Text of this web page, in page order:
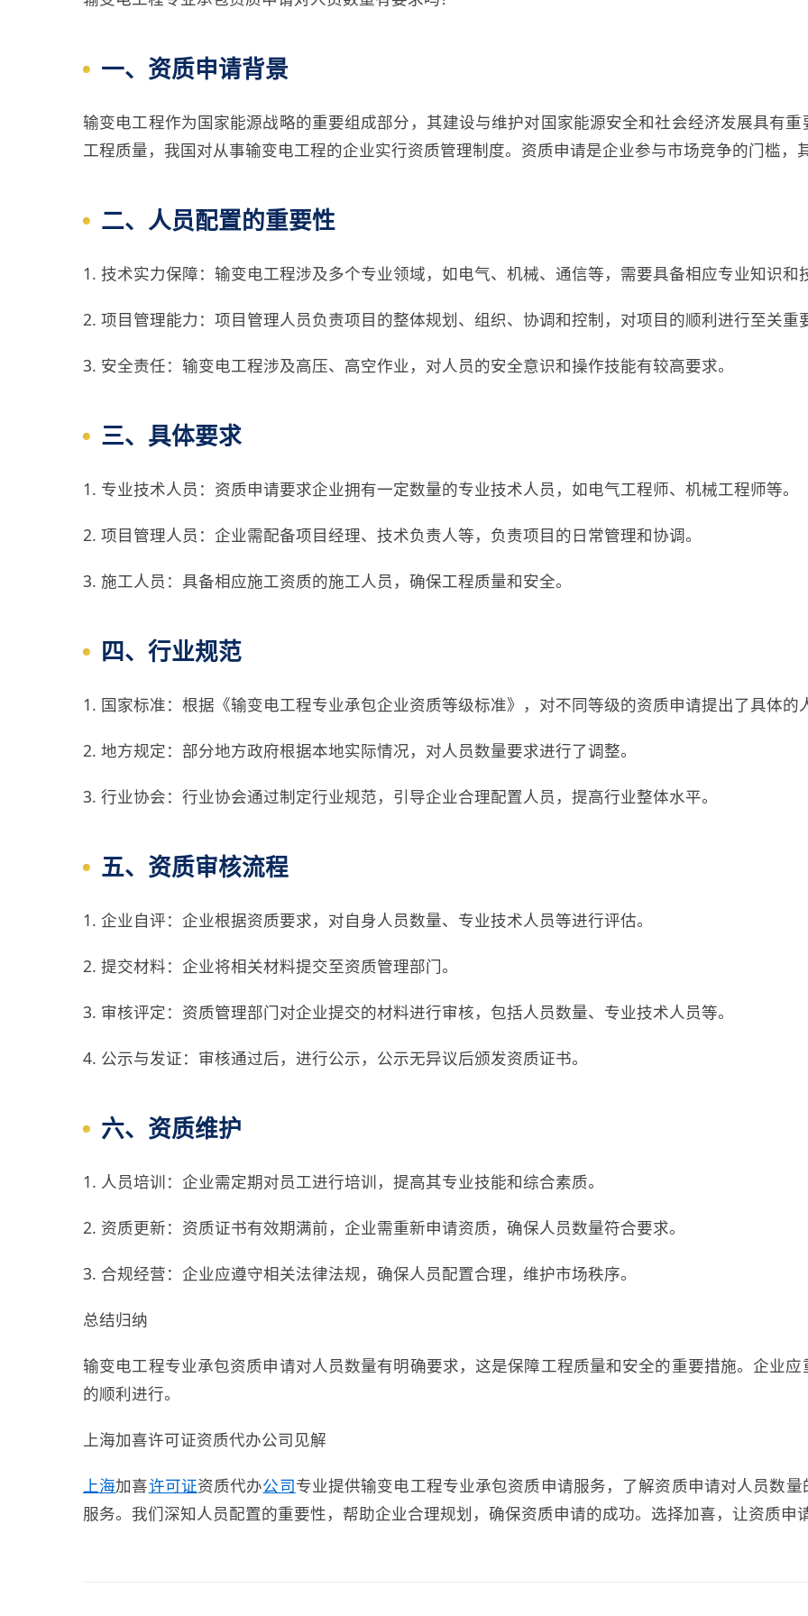
一、资质申请背景
输变电工程作为国家能源战略的重要组成部分，其建设与维护对国家能源安全和社会经济发展具有
工程质量，我国对从事输变电工程的企业实行资质管理制度。资质申请是企业参与市场竞争的门槛，
二、人员配置的重要性
1. 技术实力保障：输变电工程涉及多个专业领域，如电气、机械、通信等，需要具备相应专业知识和
2. 项目管理能力：项目管理人员负责项目的整体规划、组织、协调和控制，对项目的顺利进行至关重
3. 安全责任：输变电工程涉及高压、高空作业，对人员的安全意识和操作技能有较高要求。
三、具体要求
1. 专业技术人员：资质申请要求企业拥有一定数量的专业技术人员，如电气工程师、机械工程师等。
2. 项目管理人员：企业需配备项目经理、技术负责人等，负责项目的日常管理和协调。
3. 施工人员：具备相应施工资质的施工人员，确保工程质量和安全。
四、行业规范
1. 国家标准：根据《输变电工程专业承包企业资质等级标准》，对不同等级的资质申请提出了具体的
2. 地方规定：部分地方政府根据本地实际情况，对人员数量要求进行了调整。
3. 行业协会：行业协会通过制定行业规范，引导企业合理配置人员，提高行业整体水平。
五、资质审核流程
1. 企业自评：企业根据资质要求，对自身人员数量、专业技术人员等进行评估。
2. 提交材料：企业将相关材料提交至资质管理部门。
3. 审核评定：资质管理部门对企业提交的材料进行审核，包括人员数量、专业技术人员等。
4. 公示与发证：审核通过后，进行公示，公示无异议后颁发资质证书。
六、资质维护
1. 人员培训：企业需定期对员工进行培训，提高其专业技能和综合素质。
2. 资质更新：资质证书有效期满前，企业需重新申请资质，确保人员数量符合要求。
3. 合规经营：企业应遵守相关法律法规，确保人员配置合理，维护市场秩序。
总结归纳
输变电工程专业承包资质申请对人员数量有明确要求，这是保障工程质量和安全的重要措施。企业
的顺利进行。
上海加喜许可证资质代办公司见解
上海加喜许可证资质代办公司专业提供输变电工程专业承包资质申请服务，了解资质申请对人员数
服务。我们深知人员配置的重要性，帮助企业合理规划，确保资质申请的成功。选择加喜，让资质申